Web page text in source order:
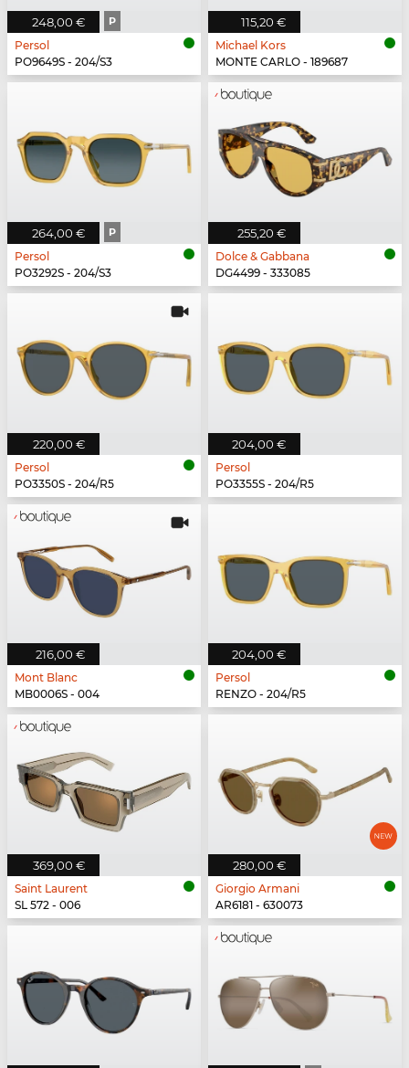
248,00 € P
Persol
PO9649S - 204/S3
115,20 €
Michael Kors
MONTE CARLO - 189687
264,00 € P
Persol
PO3292S - 204/S3
255,20 €
Dolce & Gabbana
DG4499 - 333085
220,00 €
Persol
PO3350S - 204/R5
204,00 €
Persol
PO3355S - 204/R5
216,00 €
Mont Blanc
MB0006S - 004
204,00 €
Persol
RENZO - 204/R5
369,00 €
Saint Laurent
SL 572 - 006
280,00 €
Giorgio Armani
AR6181 - 630073